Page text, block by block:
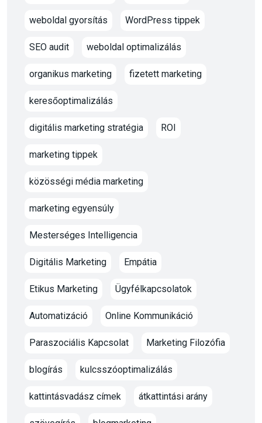
weboldal gyorsítás WordPress tippek
SEO audit weboldal optimalizálás
organikus marketing fizetett marketing
keresőoptimalizálás
digitális marketing stratégia ROI
marketing tippek
közösségi média marketing
marketing egyensúly
Mesterséges Intelligencia
Digitális Marketing Empátia
Etikus Marketing Ügyfélkapcsolatok
Automatizáció Online Kommunikáció
Paraszociális Kapcsolat Marketing Filozófia
blogírás kulcsszóoptimalizálás
kattintásvadász címek átkattintási arány